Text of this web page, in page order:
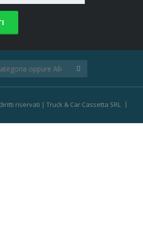
riservati | Truck & Car Cassetta SRL